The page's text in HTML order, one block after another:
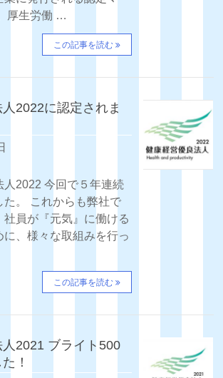
厚生労働 …
この記事を読む
2022に認定されま
2022 今回で５年連続
た。 これからも弊社で
社員が『元気』に働ける
、様々な取組みを行っ
この記事を読む
2021 ブライト500
！